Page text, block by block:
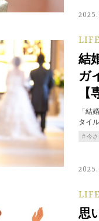
結
ガ
【
「結
タイ
今
思